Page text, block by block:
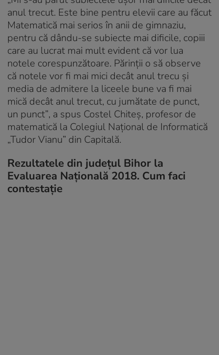
anul trecut. Este bine pentru elevii care au făcut
Matematică mai serios în anii de gimnaziu,
pentru că dându-se subiecte mai dificile, copiii
care au lucrat mai mult evident că vor lua
notele corespunzătoare. Părinții o să observe
că notele vor fi mai mici decât anul trecu și
media de admitere la liceele bune va fi mai
mică decât anul trecut, cu jumătate de punct,
un punct”, a spus Costel Chiteș, profesor de
matematică la Colegiul Național de Informatică
„Tudor Vianu” din Capitală.
Rezultatele din județul Bihor la
Evaluarea Națională 2018. Cum faci
contestație